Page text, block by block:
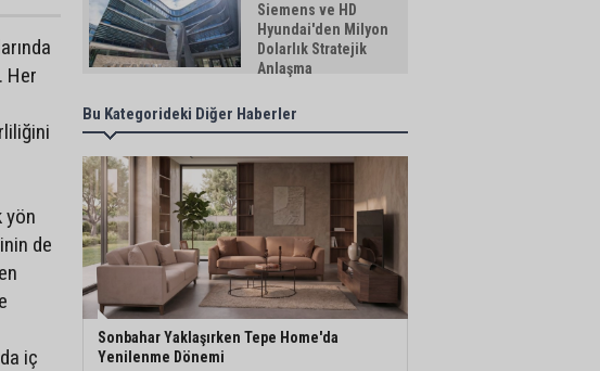
Her
yön
de
iç
Siemens ve HD
Hyundai'den Milyon
Dolarlık Stratejik
Anlaşma
Bu Kategorideki Diğer Haberler
Sonbahar Yaklaşırken Tepe Home'da
Yenilenme Dönemi